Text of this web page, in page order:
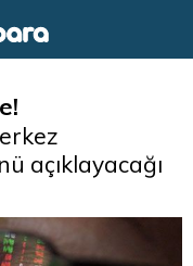
açıklayacağı